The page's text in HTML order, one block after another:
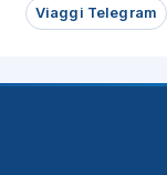
Viaggi Telegram